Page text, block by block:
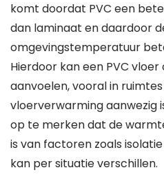
komt doordat PVC een
dan laminaat en daardoor
omgevingstemperatuur
Hierdoor kan een PVC
aanvoelen, vooral in
vloerverwarming aanwezig
op te merken dat de
is van factoren zoals
kan per situatie verschillen.